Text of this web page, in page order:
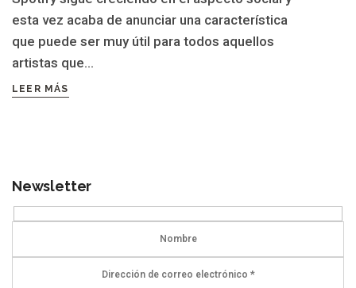
esta vez acaba de anunciar una característica
que puede ser muy útil para todos aquellos
artistas que...
LEER MÁS
Newsletter